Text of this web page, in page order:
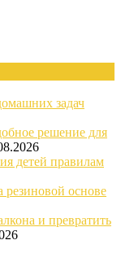
задач
решение для
детей правилам
резиновой основе
и превратить